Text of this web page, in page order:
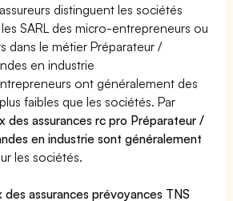
distinguent les sociétés
SARL des micro-entrepreneurs ou
dans le métier Préparateur /
en industrie
ont généralement des
faibles que les sociétés. Par
des assurances rc pro Préparateur /
en industrie sont généralement
les sociétés.
des assurances prévoyances TNS